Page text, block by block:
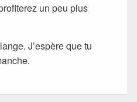
un peu plus
J’espère que tu